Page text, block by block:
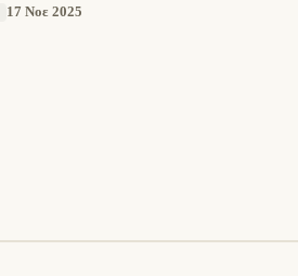
17 Νοε 2025